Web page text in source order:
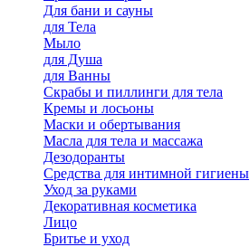
Для бани и сауны
для Тела
Мыло
для Душа
для Ванны
Скрабы и пиллинги для тела
Кремы и лосьоны
Маски и обертывания
Масла для тела и массажа
Дезодоранты
Средства для интимной гигиены
Уход за руками
Декоративная косметика
Лицо
Бритье и уход